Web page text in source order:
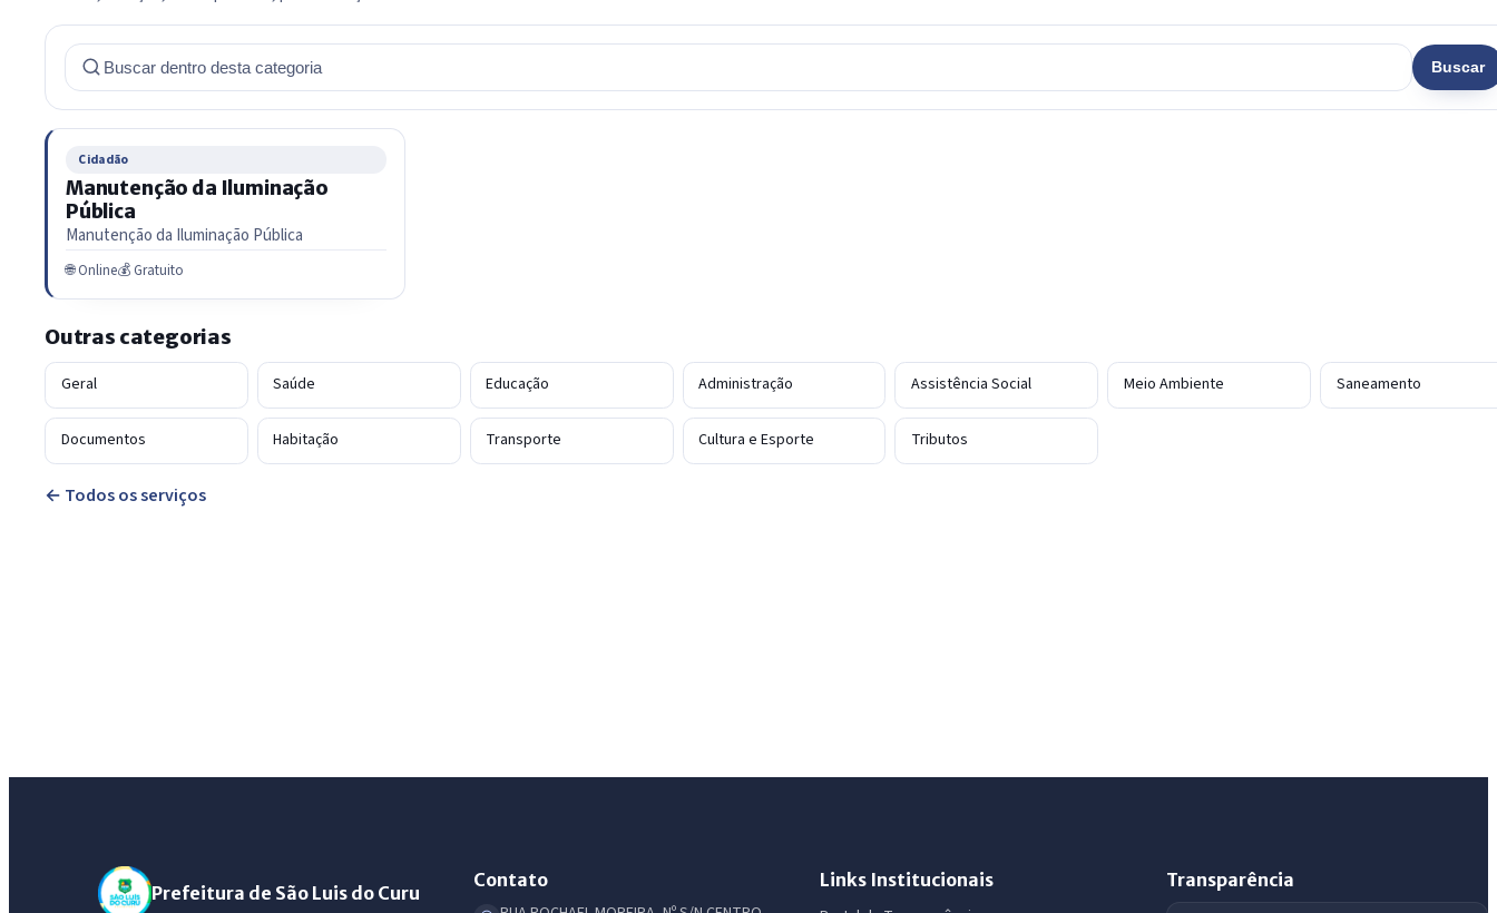
Buscar
Cidadão
Manutenção da Iluminação
Pública
Manutenção da Iluminação Pública
🌐 Online💰 Gratuito
Outras categorias
Geral Saúde Educação Administração Assistência Social Meio Ambiente Saneamento
Documentos Habitação Transporte Cultura e Esporte Tributos
← Todos os serviços
Prefeitura de São Luis do Curu
Contato
Links Institucionais
Transparência